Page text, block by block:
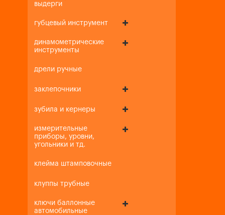
выдерги
губцевый инструмент
динамометрические
инструменты
дрели ручные
заклепочники
зубила и кернеры
измерительные
приборы, уровни,
угольники и тд.
клейма штамповочные
клуппы трубные
ключи баллонные
автомобильные